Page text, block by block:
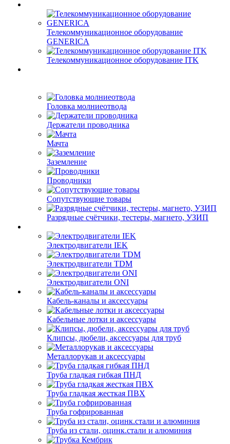
Телекоммуникационное оборудование
GENERICA
Телекоммуникационное оборудование ITK
Головка молниеотвода
Держатели проводника
Мачта
Заземление
Проводники
Сопутствующие товары
Разрядные счётчики, тестеры, магнето, УЗИП
Электродвигатели IEK
Электродвигатели TDM
Электродвигатели ONI
Кабель-каналы и аксессуары
Кабельные лотки и аксессуары
Клипсы, дюбели, аксессуары для труб
Металлорукав и аксессуары
Труба гладкая гибкая ПНД
Труба гладкая жесткая ПВХ
Труба гофрированная
Труба из стали, оцинк.стали и алюминия